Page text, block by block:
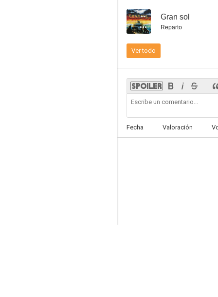
-- Gran sol
Reparto
Ver todo
Fecha Valoración